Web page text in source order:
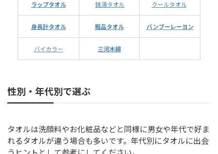
ラップタオル 銭湯タオル クールタオル
身長計タオル 粗品タオル バンブーレーヨン
バイカラー 三河木綿
性別・年代別で選ぶ
タオルは洗顔料やお化粧品などと同様に男女や年代で好ま
れるタオルが違う場合も多いです。年代別にタオルに出会